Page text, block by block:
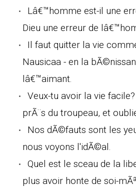
Lâ€™homme est-il une
Dieu une erreur de
Il faut quitter la vie
Nausicaa - en la
lâ€™aimant.
Veux-tu avoir la vie
prÃ¨s du troupeau, et
Nos dÃ©fauts sont les
nous voyons l'idÃ©al.
Quel est le sceau de la
plus avoir honte de soi-